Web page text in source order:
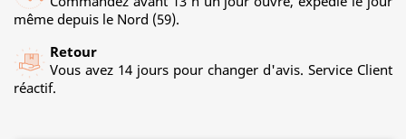
même depuis le Nord (59).
Retour
Vous avez 14 jours pour changer d'avis. Service Client
réactif.